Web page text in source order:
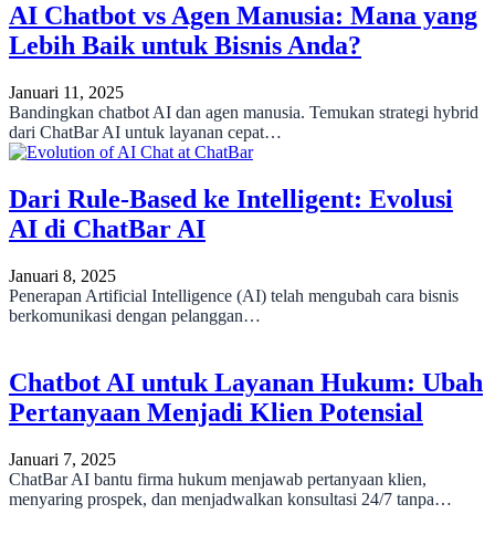
AI Chatbot vs Agen Manusia: Mana yang
Lebih Baik untuk Bisnis Anda?
Januari 11, 2025
Bandingkan chatbot AI dan agen manusia. Temukan strategi hybrid
dari ChatBar AI untuk layanan cepat…
Dari Rule-Based ke Intelligent: Evolusi
AI di ChatBar AI
Januari 8, 2025
Penerapan Artificial Intelligence (AI) telah mengubah cara bisnis
berkomunikasi dengan pelanggan…
Chatbot AI untuk Layanan Hukum: Ubah
Pertanyaan Menjadi Klien Potensial
Januari 7, 2025
ChatBar AI bantu firma hukum menjawab pertanyaan klien,
menyaring prospek, dan menjadwalkan konsultasi 24/7 tanpa…